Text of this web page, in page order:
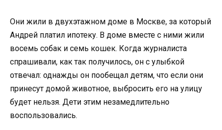
Они жили в двухэтажном доме в Москве, за который
Андрей платил ипотеку. В доме вместе с ними жили
восемь собак и семь кошек. Когда журналиста
спрашивали, как так получилось, он с улыбкой
отвечал: однажды он пообещал детям, что если они
принесут домой животное, выбросить его на улицу
будет нельзя. Дети этим незамедлительно
воспользовались.